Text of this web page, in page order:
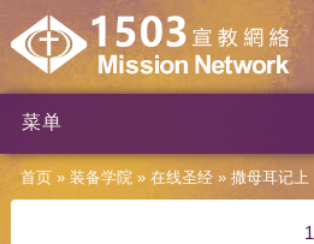
菜单
首页» 装备学院 » 在线圣经» 撒母耳记上
1